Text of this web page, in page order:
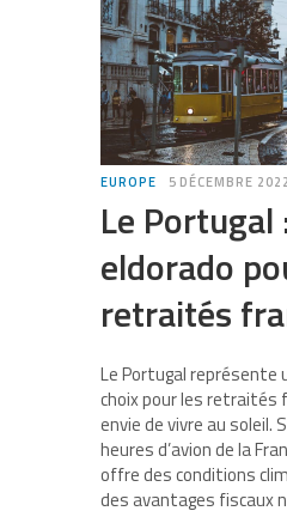
EUROPE 5 DÉCEMBRE 2022
Le Portugal
eldorado
retraités
Le Portugal représente
choix pour les retraités
envie de vivre au soleil.
heures d’avion de la
offre des conditions
des avantages fiscaux